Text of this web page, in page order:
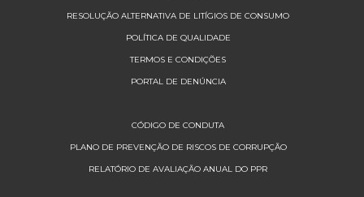
RESOLUÇÃO ALTERNATIVA DE LITÍGIOS DE CONSUMO
POLÍTICA DE QUALIDADE
TERMOS E CONDIÇÕES
PORTAL DE DENÚNCIA
CÓDIGO DE CONDUTA
PLANO DE PREVENÇÃO DE RISCOS DE CORRUPÇÃO
RELATÓRIO DE AVALIAÇÃO ANUAL DO PPR